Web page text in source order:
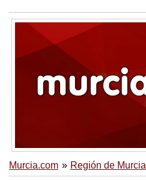
Murcia.com Región de Murcia